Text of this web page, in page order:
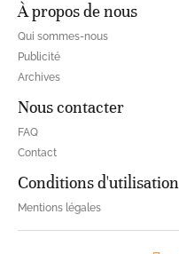
À propos de nous
Qui sommes-nous
Publicité
Archives
Nous contacter
FAQ
Contact
Conditions d'utilisation
Mentions légales